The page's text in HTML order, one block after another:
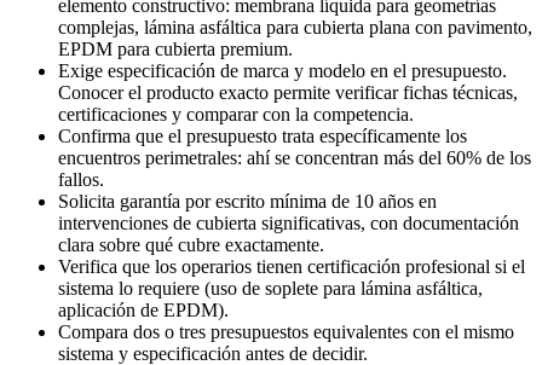
elemento constructivo: membrana líquida para geometrías
complejas, lámina asfáltica para cubierta plana con pavimento,
EPDM para cubierta premium.
Exige especificación de marca y modelo en el presupuesto.
Conocer el producto exacto permite verificar fichas técnicas,
certificaciones y comparar con la competencia.
Confirma que el presupuesto trata específicamente los
encuentros perimetrales: ahí se concentran más del 60% de los
fallos.
Solicita garantía por escrito mínima de 10 años en
intervenciones de cubierta significativas, con documentación
clara sobre qué cubre exactamente.
Verifica que los operarios tienen certificación profesional si el
sistema lo requiere (uso de soplete para lámina asfáltica,
aplicación de EPDM).
Compara dos o tres presupuestos equivalentes con el mismo
sistema y especificación antes de decidir.